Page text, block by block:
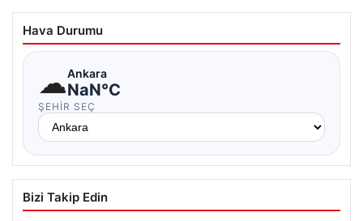
Hava Durumu
☁Ankara
NaN°C
ŞEHIR SEÇ
Bizi Takip Edin